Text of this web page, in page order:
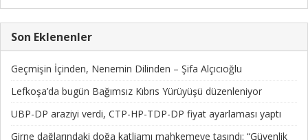
Son Eklenenler
Geçmişin İçinden, Nenemin Dilinden – Şifa Alçıcıoğlu
Lefkoşa’da bugün Bağımsız Kıbrıs Yürüyüşü düzenleniyor
UBP-DP araziyi verdi, CTP-HP-TDP-DP fiyat ayarlaması yaptı
Girne dağlarındaki doğa katliamı mahkemeye taşındı: “Güvenlik